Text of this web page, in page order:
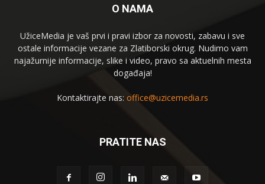
O NAMA
UžiceMedia je vaš prvi i pravi izbor za novosti, zabavu i sve
ostale informacije vezane za Zlatiborski okrug. Nudimo vam
najažurnije informacije, slike i video, pravo sa aktuelnih mesta
događaja!
Kontaktirajte nas: office@uzicemedia.rs
PRATITE NAS